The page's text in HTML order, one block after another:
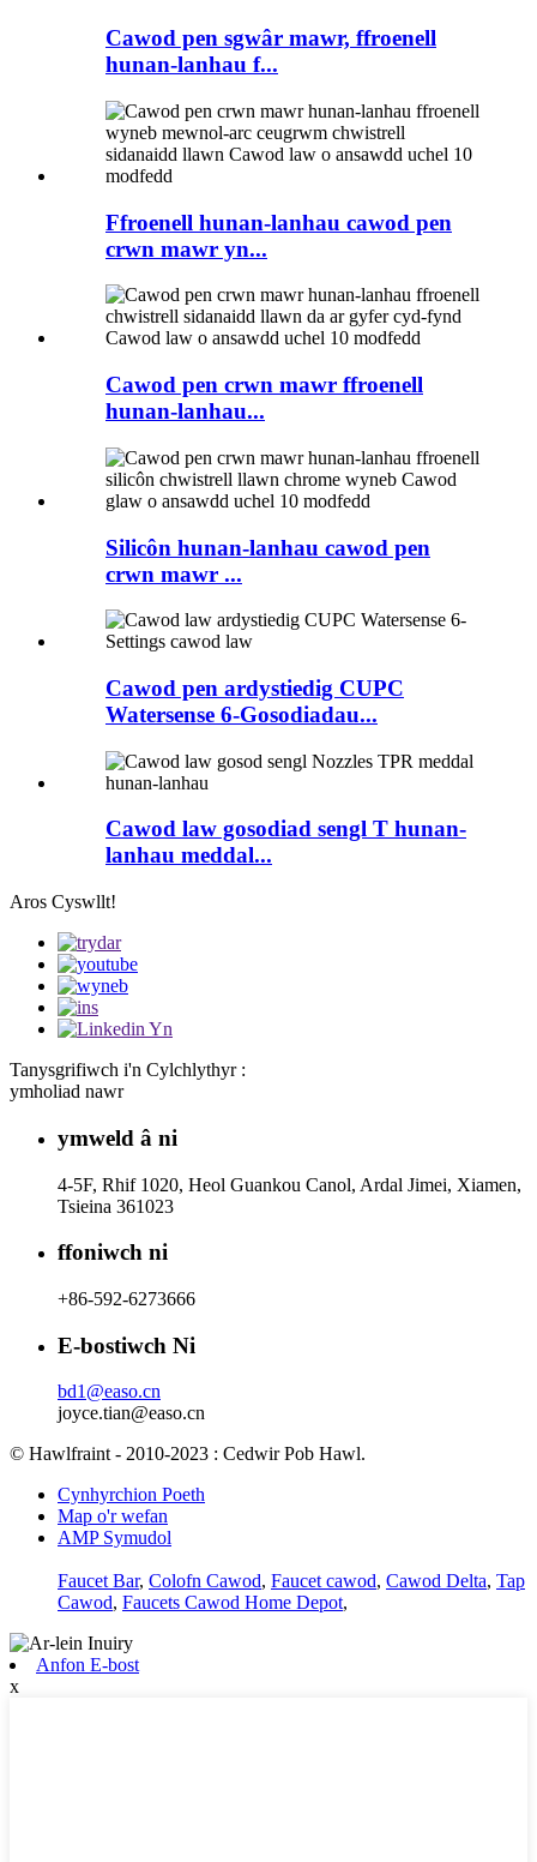
Cawod pen sgwâr mawr, ffroenell
hunan-lanhau f...
Ffroenell hunan-lanhau cawod pen
crwn mawr yn...
Cawod pen crwn mawr ffroenell
hunan-lanhau...
Silicôn hunan-lanhau cawod pen
crwn mawr ...
Cawod pen ardystiedig CUPC
Watersense 6-Gosodiadau...
Cawod law gosodiad sengl T hunan-
lanhau meddal...
Aros Cyswllt!
Tanysgrifiwch i'n Cylchlythyr :
ymholiad nawr
ymweld â ni
4-5F, Rhif 1020, Heol Guankou Canol, Ardal Jimei, Xiamen,
Tsieina 361023
ffoniwch ni
+86-592-6273666
E-bostiwch Ni
bd1@easo.cn
joyce.tian@easo.cn
© Hawlfraint - 2010-2023 : Cedwir Pob Hawl.
Cynhyrchion Poeth
Map o'r wefan
AMP Symudol
Faucet Bar, Colofn Cawod, Faucet cawod, Cawod Delta, Tap
Cawod, Faucets Cawod Home Depot,
Anfon E-bost
x